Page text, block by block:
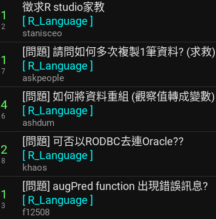
1
2
徵求R studio家教
[ R_Language ]
stanisceo
1
7
[問題] 請問如何多次複製1筆資料? (求救)
[ R_Language ]
askpeople
4
6
[問題] 如何將資料重組 (觀察值轉成變數)
[ R_Language ]
ashdum
2
8
[問題] 可否以RODBC去連Oracle??
[ R_Language ]
khaos
1
3
[問題] augPred function 出現錯誤訊息?
[ R_Language ]
f12508